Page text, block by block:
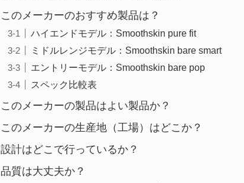
このメーカーのおすすめ製品は？
ハイエンドモデル：Smoothskin pure fit
ミドルレンジモデル：Smoothskin bare smart
エントリーモデル：Smoothskin bare pop
スペック比較表
このメーカーの製品はよい製品か？
このメーカーの生産地（工場）はどこか？
設計はどこで行っているか？
品質は大丈夫か？